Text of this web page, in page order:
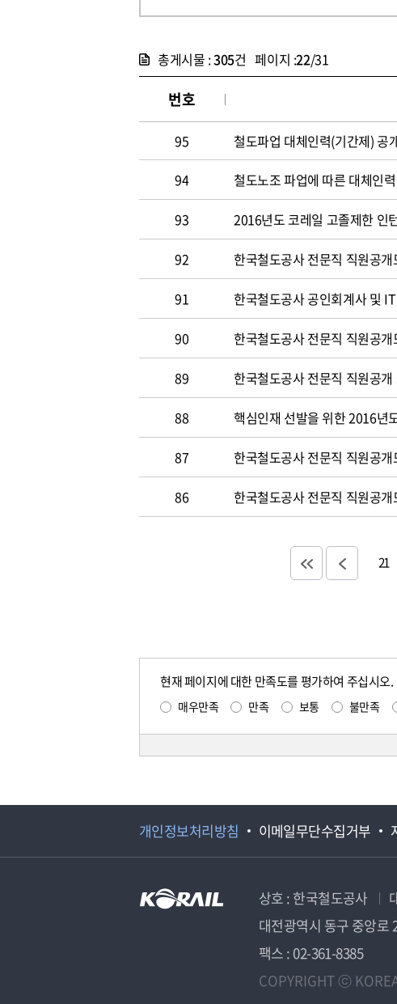
총게시물 :305건 페이지 :22/31
번호
95 철도파업 대체인력(기간제) 공
94
철도노조 파업에 따른 대체인
93 2016년도 코레일 고졸제한 인
92 한국철도공사 전문직 직원공
91 한국철도공사 공인회계사 및
90 한국철도공사 전문직 직원공
89 한국철도공사 전문직 직원공
88 핵심인재 선발을 위한 2016년
87 한국철도공사 전문직 직원공
86 한국철도공사 전문직 직원공
21
현재 페이지에 대한 만족도를 평가하여 주십시오.
매우만족 만족 보통 불만족
개인정보처리방침 이메일무단수집거부
상호 : 한국철도공사
대전광역시 동구 중앙로
팩스 : 02-361-8385
COPYRIGHT ⓒ